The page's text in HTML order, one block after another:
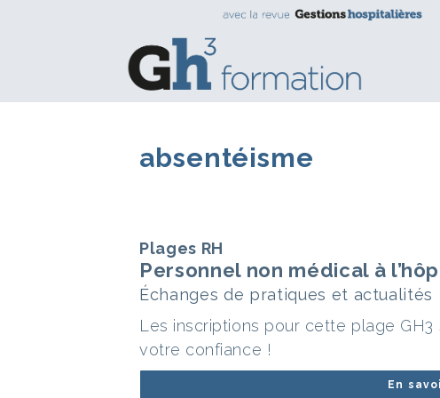
absentéisme
Plages RH
Personnel non médical à
Échanges de pratiques et actualités
Les inscriptions pour cette plage
votre confiance !
En